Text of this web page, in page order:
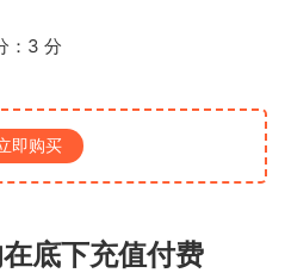
：3 分
即购买
底下充值付费